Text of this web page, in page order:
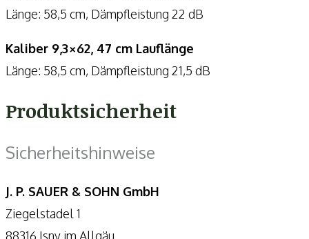
Länge: 58,5 cm, Dämpfleistung 22 dB
Kaliber 9,3×62, 47 cm Lauflänge
Länge: 58,5 cm, Dämpfleistung 21,5 dB
Produktsicherheit
Sicherheitshinweise
J. P. SAUER & SOHN GmbH
Ziegelstadel 1
88316 Isny im Allgäu